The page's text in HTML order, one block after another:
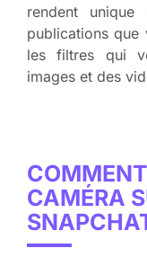
rendent
publications
les filtres qui
images et des
CAMÉRA